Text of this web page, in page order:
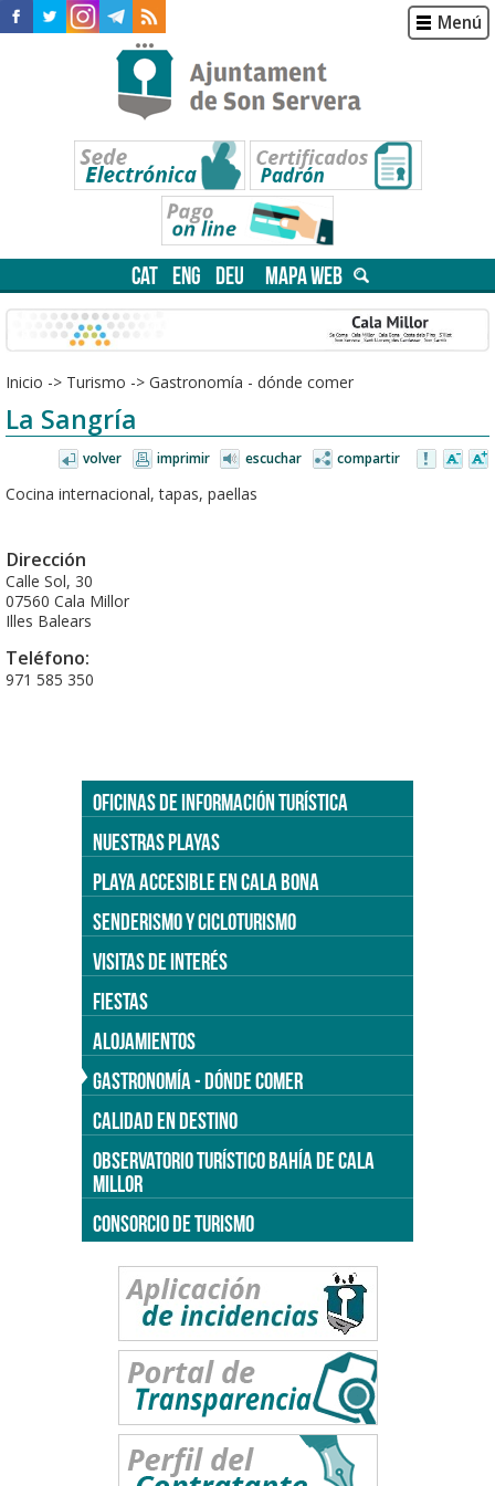
Menú
CAT ENG DEU MAPA WEB
Inicio -> Turismo -> Gastronomía - dónde comer
La Sangría
volver imprimir escuchar compartir
Cocina internacional, tapas, paellas
Dirección
Calle Sol, 30
07560 Cala Millor
Illes Balears
Teléfono:
971 585 350
OFICINAS DE INFORMACIÓN TURÍSTICA
NUESTRAS PLAYAS
PLAYA ACCESIBLE EN CALA BONA
SENDERISMO Y CICLOTURISMO
VISITAS DE INTERÉS
FIESTAS
ALOJAMIENTOS
GASTRONOMÍA - DÓNDE COMER
CALIDAD EN DESTINO
OBSERVATORIO TURÍSTICO BAHÍA DE CALA
MILLOR
CONSORCIO DE TURISMO